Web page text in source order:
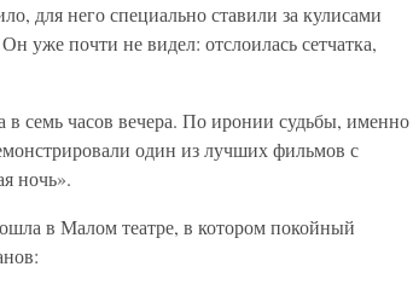
для него специально ставили за кулисами
уже почти не видел: отслоилась сетчатка,
семь часов вечера. По иронии судьбы, именно
один из лучших фильмов с
ночь».
в Малом театре, в котором покойный